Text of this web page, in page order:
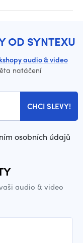
OD SYNTEXU
audio & video
natáčení
CHCI SLEVY!
osobních údajů
audio & video